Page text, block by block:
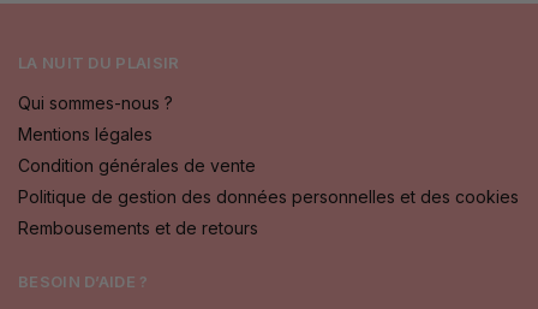
LA NUIT DU PLAISIR
Qui sommes-nous ?
Mentions légales
Condition générales de vente
Politique de gestion des données personnelles et des cookies
Rembousements et de retours
BESOIN D’AIDE ?